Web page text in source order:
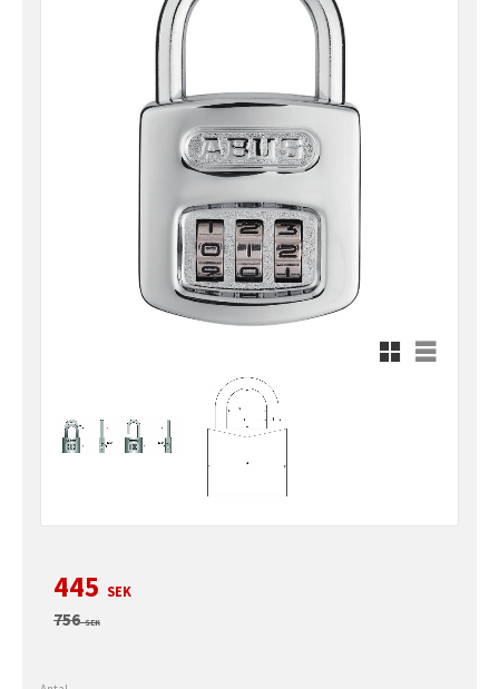
Rutnätsvy
Listvy
Nedsatt pris:
445 SEK
Ordinarie pris:
756SEK